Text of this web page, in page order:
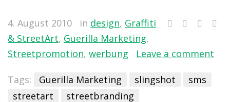
4. August 2010 in design, Graffiti
& StreetArt, Guerilla Marketing,
Streetpromotion, werbung Leave a comment
Tags: Guerilla Marketing slingshot
sms
streetart
streetbranding